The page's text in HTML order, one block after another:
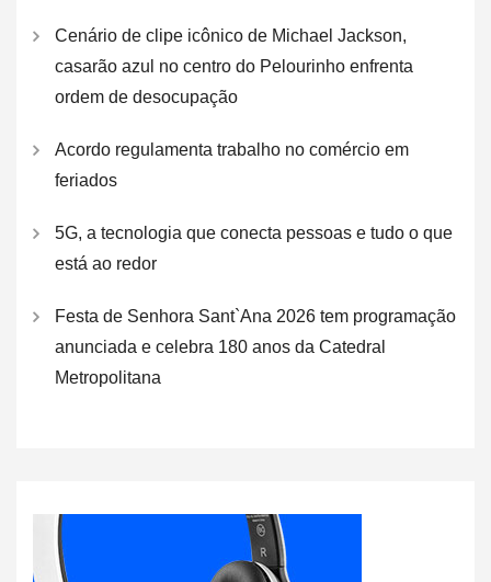
Cenário de clipe icônico de Michael Jackson,
casarão azul no centro do Pelourinho enfrenta
ordem de desocupação
Acordo regulamenta trabalho no comércio em
feriados
5G, a tecnologia que conecta pessoas e tudo o que
está ao redor
Festa de Senhora Sant`Ana 2026 tem programação
anunciada e celebra 180 anos da Catedral
Metropolitana